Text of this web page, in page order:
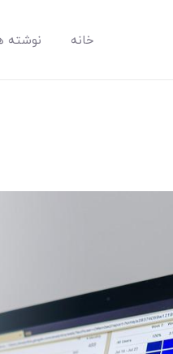
خانه نوشته